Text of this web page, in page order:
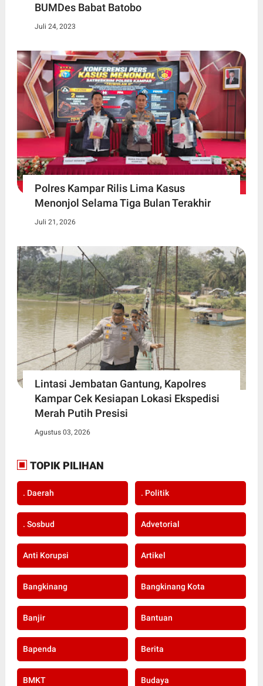
BUMDes Babat Batobo
Juli 24, 2023
Polres Kampar Rilis Lima Kasus
Menonjol Selama Tiga Bulan Terakhir
Juli 21, 2026
Lintasi Jembatan Gantung, Kapolres
Kampar Cek Kesiapan Lokasi Ekspedisi
Merah Putih Presisi
Agustus 03, 2026
TOPIK PILIHAN
. Daerah . Politik
. Sosbud Advetorial
Anti Korupsi Artikel
Bangkinang Bangkinang Kota
Banjir Bantuan
Bapenda Berita
BMKT Budaya